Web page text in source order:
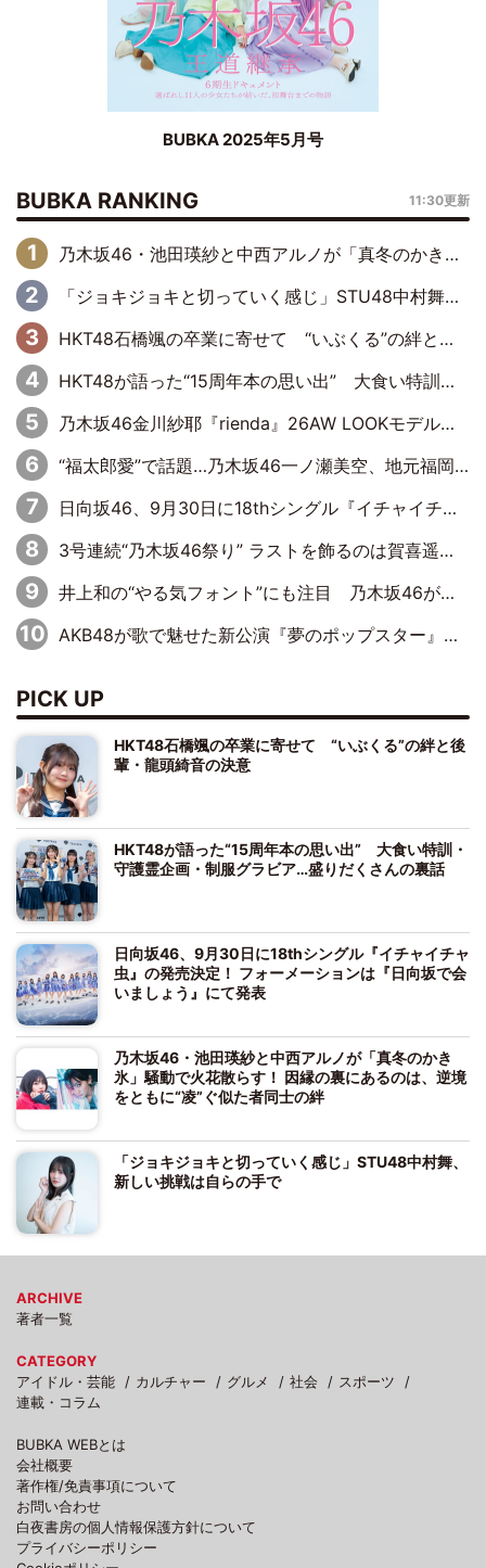
BUBKA 2025年5月号
BUBKA RANKING 11:30更新
乃木坂46・池田瑛紗と中西アルノが「真冬のかき氷」騒動で火花散らす！ 因縁の裏にあるのは、逆境をともに“凌”ぐ似た者同士の絆
「ジョキジョキと切っていく感じ」STU48中村舞、新しい挑戦は自らの手で
HKT48石橋颯の卒業に寄せて “いぶくる”の絆と後輩・龍頭綺音の決意
HKT48が語った“15周年本の思い出” 大食い特訓・守護霊企画・制服グラビア…盛りだくさんの裏話
乃木坂46金川紗耶『rienda』26AW LOOKモデルに就任
“福太郎愛”で話題…乃木坂46一ノ瀬美空、地元福岡『めんべい25周年トップサポーター』に就任
日向坂46、9月30日に18thシングル『イチャイチャ虫』の発売決定！ フォーメーションは『日向坂で会いましょう』にて発表
3号連続“乃木坂46祭り” ラストを飾るのは賀喜遥香…5年ぶりの登場に「5年分大人になった私を見ていただけたら」
井上和の“やる気フォント”にも注目 乃木坂46が挑んだ書道パフォーマンスの舞台裏
AKB48が歌で魅せた新公演『夢のポップスター』 初日から全身全霊のステージ
PICK UP
HKT48石橋颯の卒業に寄せて “いぶくる”の絆と後
輩・龍頭綺音の決意
HKT48が語った“15周年本の思い出” 大食い特訓・
守護霊企画・制服グラビア…盛りだくさんの裏話
日向坂46、9月30日に18thシングル『イチャイチャ
虫』の発売決定！ フォーメーションは『日向坂で会
いましょう』にて発表
乃木坂46・池田瑛紗と中西アルノが「真冬のかき
氷」騒動で火花散らす！ 因縁の裏にあるのは、逆境
をともに“凌”ぐ似た者同士の絆
「ジョキジョキと切っていく感じ」STU48中村舞、
新しい挑戦は自らの手で
ARCHIVE
著者一覧
CATEGORY
アイドル・芸能
カルチャー グルメ 社会
スポーツ
連載・コラム
BUBKA WEBとは
会社概要
著作権/免責事項について
お問い合わせ
白夜書房の個人情報保護方針について
プライバシーポリシー